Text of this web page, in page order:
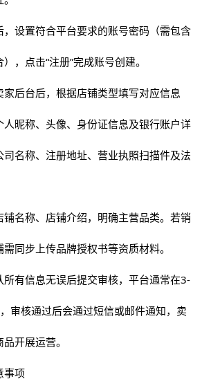
设置符合平台要求的账号密码（需包含
，点击“注册”完成账号创建。
后台后，根据店铺类型填写对应信息
昵称、头像、身份证信息及银行账户详
名称、注册地址、营业执照扫描件及法
名称、店铺介绍，明确主营品类。若销
同步上传品牌授权书等资质材料。
有信息无误后提交审核，平台通常在3-
审核通过后会通过短信或邮件通知，卖
开展运营。
事项